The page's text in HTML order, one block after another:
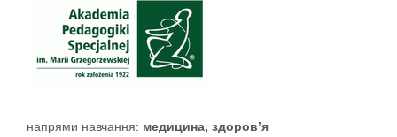
напрями навчання: медицина, здоров’я